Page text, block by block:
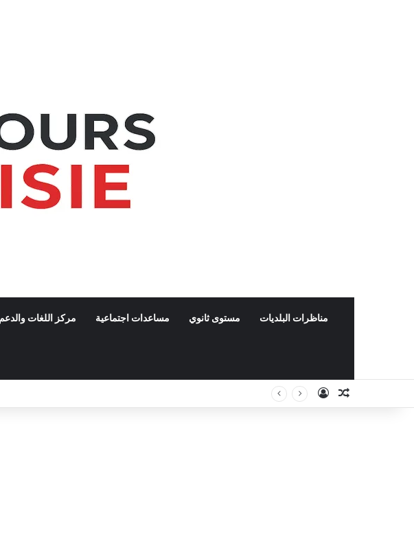
مركز اللغات مساعدات اجتماعية مستوى ثانوي مناظرات البلديات
Connexion